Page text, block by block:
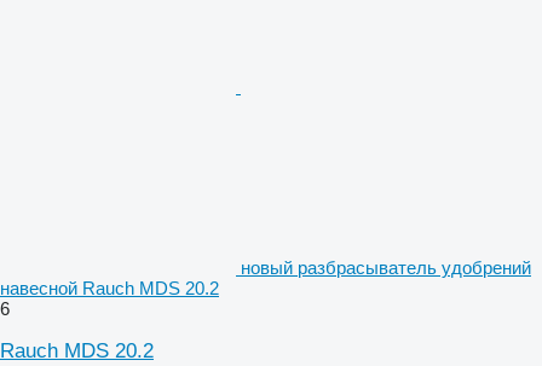
новый разбрасыватель удобрений
навесной Rauch MDS 20.2
6
Rauch MDS 20.2